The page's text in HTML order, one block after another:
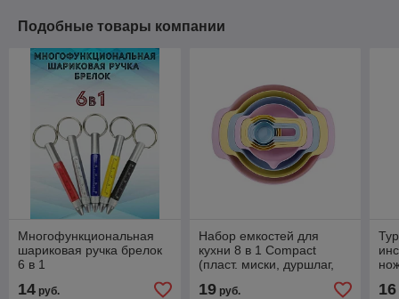
Подобные товары компании
Многофункциональная
шариковая ручка брелок
6 в 1
14 руб.
Набор емкостей для
кухни 8 в 1 Compact
(пласт. миски, дуршлаг,
19руб. 16